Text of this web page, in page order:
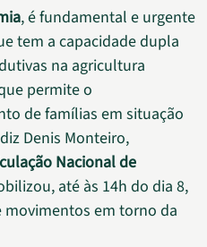
, é fundamental e urgente
tem a capacidade dupla
na agricultura
permite o
de famílias em situação
Denis Monteiro,
Nacional de
até às 14h do dia 8,
movimentos em torno da